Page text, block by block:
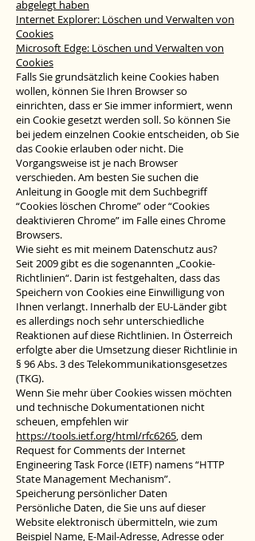
abgelegt haben
Internet Explorer: Löschen und Verwalten von
Cookies
Microsoft Edge: Löschen und Verwalten von
Cookies
Falls Sie grundsätzlich keine Cookies haben
wollen, können Sie Ihren Browser so
einrichten, dass er Sie immer informiert, wenn
ein Cookie gesetzt werden soll. So können Sie
bei jedem einzelnen Cookie entscheiden, ob Sie
das Cookie erlauben oder nicht. Die
Vorgangsweise ist je nach Browser
verschieden. Am besten Sie suchen die
Anleitung in Google mit dem Suchbegriff
“Cookies löschen Chrome” oder “Cookies
deaktivieren Chrome” im Falle eines Chrome
Browsers.
Wie sieht es mit meinem Datenschutz aus?
Seit 2009 gibt es die sogenannten „Cookie-
Richtlinien“. Darin ist festgehalten, dass das
Speichern von Cookies eine Einwilligung von
Ihnen verlangt. Innerhalb der EU-Länder gibt
es allerdings noch sehr unterschiedliche
Reaktionen auf diese Richtlinien. In Österreich
erfolgte aber die Umsetzung dieser Richtlinie in
§ 96 Abs. 3 des Telekommunikationsgesetzes
(TKG).
Wenn Sie mehr über Cookies wissen möchten
und technische Dokumentationen nicht
scheuen, empfehlen wir
https://tools.ietf.org/html/rfc6265, dem
Request for Comments der Internet
Engineering Task Force (IETF) namens “HTTP
State Management Mechanism”.
Speicherung persönlicher Daten
Persönliche Daten, die Sie uns auf dieser
Website elektronisch übermitteln, wie zum
Beispiel Name, E-Mail-Adresse, Adresse oder